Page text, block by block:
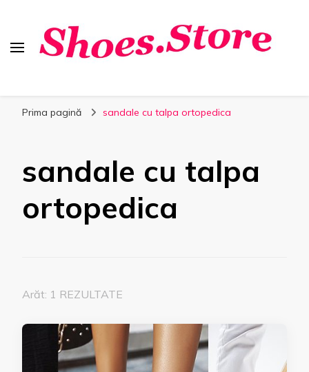
Shoes.Store.ro
Prima pagină sandale cu talpa ortopedica
sandale cu talpa
ortopedica
Arăt: 1 REZULTATE